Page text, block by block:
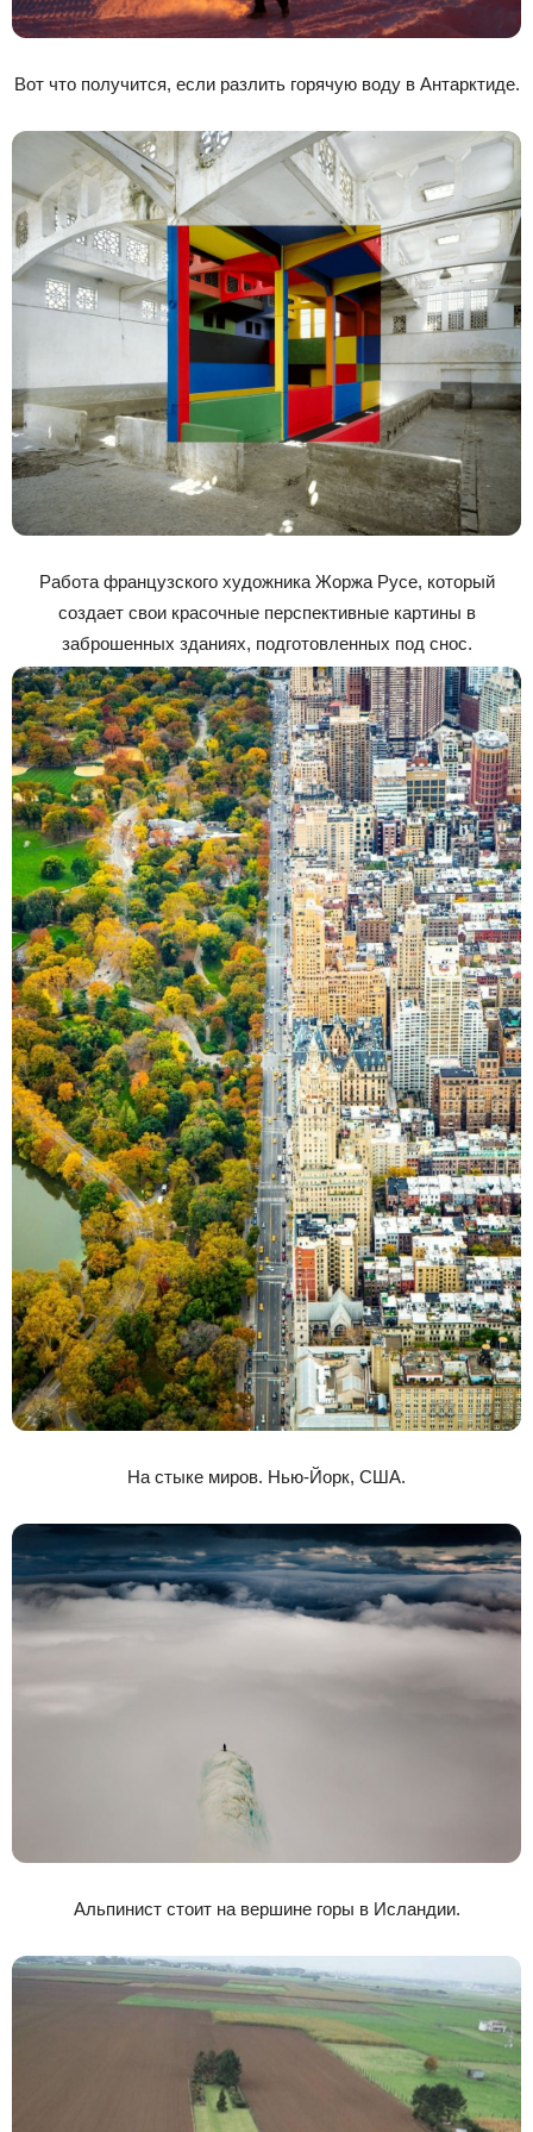
Вот что получится, если разлить горячую воду в Антарктиде.
Работа французского художника Жоржа Русе, который
создает свои красочные перспективные картины в
заброшенных зданиях, подготовленных под снос.
На стыке миров. Нью-Йорк, США.
Альпинист стоит на вершине горы в Исландии.